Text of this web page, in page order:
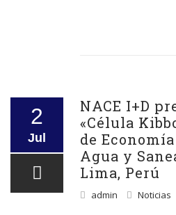
2
Jul
NACE I+D
«Célula
de
Agua y
Lima, Perú
admin Noticias